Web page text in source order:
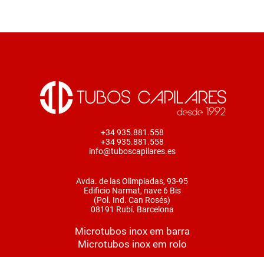
+34 935.881.558
+34 935.881.558
info@tuboscapilares.es
Avda. de las Olimpiadas, 93-95
Edificio Narmat, nave 6 Bis
(Pol. Ind. Can Rosés)
08191 Rubí. Barcelona
Microtubos inox em barra
Microtubos inox em rolo